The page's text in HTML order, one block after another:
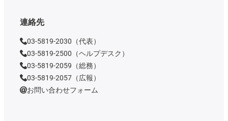
連絡先
03-5819-2030（代表）
03-5819-2500（ヘルプデスク）
03-5819-2059（総務）
03-5819-2057（広報）
お問い合わせフォーム